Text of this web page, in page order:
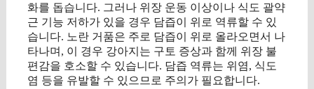
화를 돕습니다. 그러나 위장 운동 이상이나 식도 괄약
근 기능 저하가 있을 경우 담즙이 위로 역류할 수 있
습니다. 노란 거품은 주로 담즙이 위로 올라오면서 나
타나며, 이 경우 강아지는 구토 증상과 함께 위장 불
편감을 호소할 수 있습니다. 담즙 역류는 위염, 식도
염 등을 유발할 수 있으므로 주의가 필요합니다.